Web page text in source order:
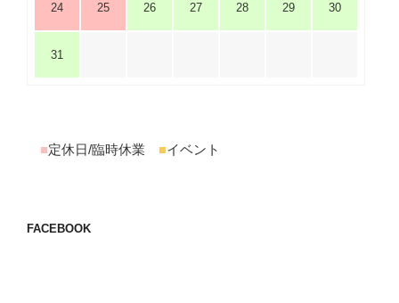
24 25 26 27 28 29 30
31
■定休日/臨時休業 ■イベント
FACEBOOK